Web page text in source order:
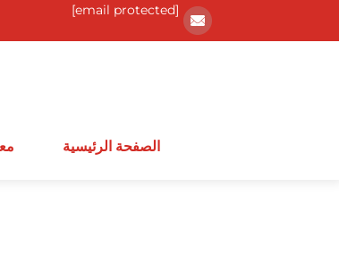
[email protected]
الصفحة الرئيسية